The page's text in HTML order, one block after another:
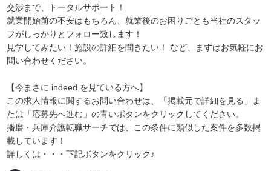
交渉まで、トータルサポート！
就業開始前の不安はもちろん、就業後のお困りごとも当社のスタッ
フがしっかりとフォロー致します！
見学してみたい！施設の詳細を聞きたい！ など、まずはお気軽にお
問い合わせください。
【今まさに indeed を見ている方へ】
この求人情報に関するお問い合わせは、「掲載元で詳細を見る」ま
たは「応募先へ進む」の青いボタンをクリックしてください。
播磨・兵庫介護転職サーチでは、この条件に類似した案件を多数掲
載しています！
詳しくは・・・下記ボタンをクリック♪